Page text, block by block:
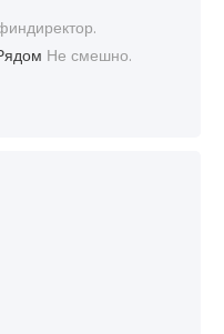
Не смешно.